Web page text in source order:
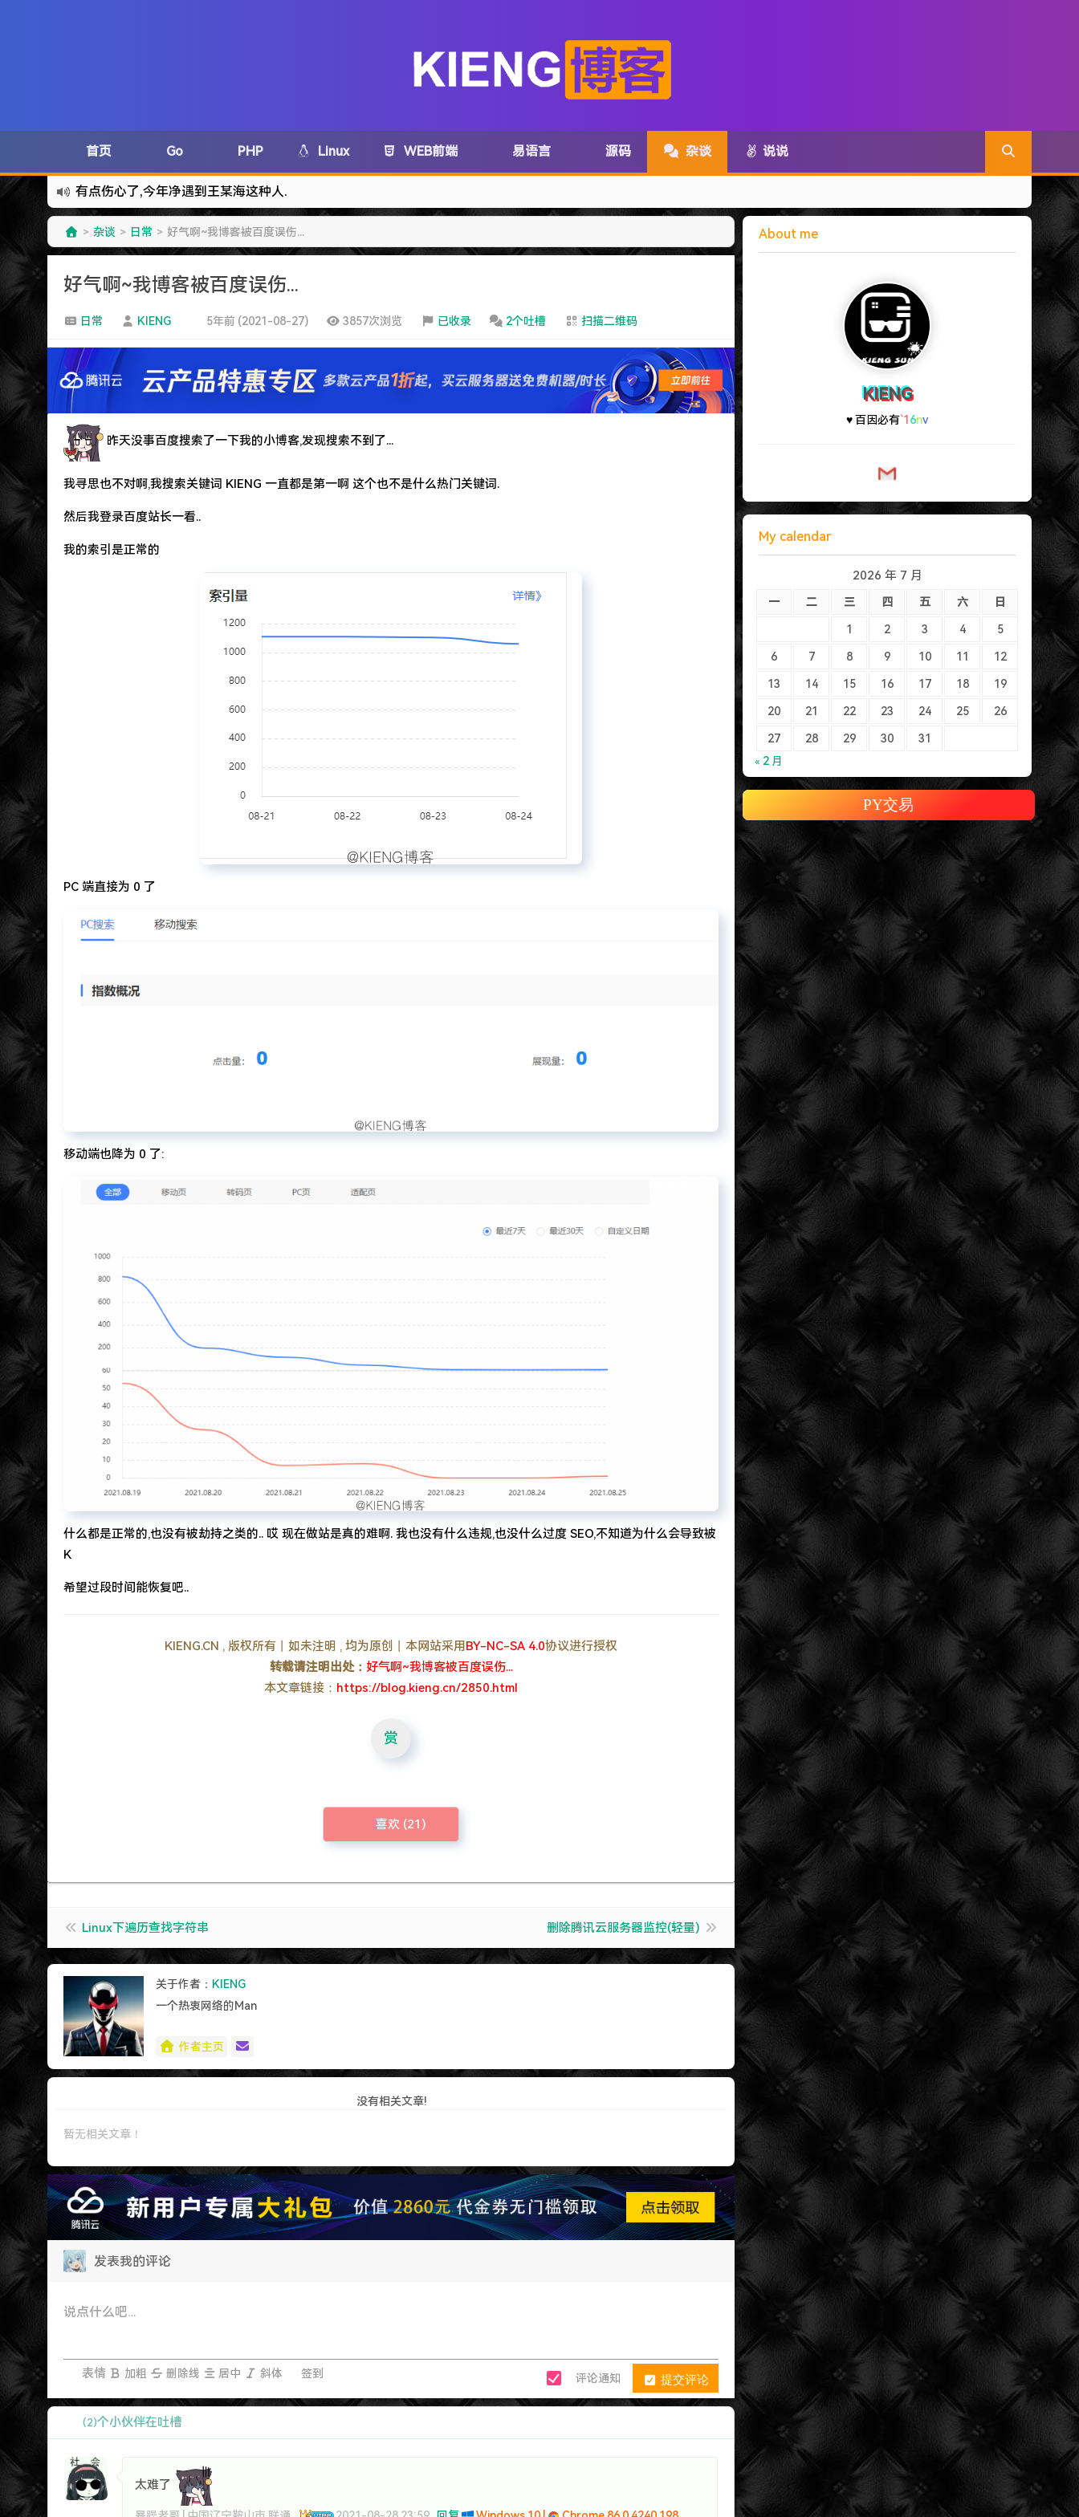
首页 Go PHP Linux WEB前端 易语言 源码 杂谈 说说
有点伤心了,今年净遇到王某海这种人.
难啊难...
七牛的JS SDK 的文档真坑啊.
好气啊~原来使用的CDN服务商莫名其妙的给我服务取消了~
遇见一个沙雕汽车人.
特么的.电脑风扇坏了.快递还全部停发.太难了...求求了.疫情赶紧走吧.
难啊难!要钱难!
> 杂谈 > 日常 > 好气啊~我博客被百度误伤...
好气啊~我博客被百度误伤...
日常 KIENG 5年前 (2021-08-27) 3857次浏览 已收录 2个吐槽 扫描二维码
昨天没事百度搜索了一下我的小博客,发现搜索不到了...
我寻思也不对啊,我搜索关键词 KIENG 一直都是第一啊 这个也不是什么热门关键词.
然后我登录百度站长一看..
我的索引是正常的
PC 端直接为 0 了
移动端也降为 0 了:
什么都是正常的,也没有被劫持之类的.. 哎 现在做站是真的难啊. 我也没有什么违规,也没什么过度 SEO,不知道为什么会导致被
K
希望过段时间能恢复吧..
KIENG.CN , 版权所有丨如未注明 , 均为原创丨本网站采用 BY-NC-SA 4.0协议进行授权
转载请注明出处： 好气啊~我博客被百度误伤...
本文章链接： https://blog.kieng.cn/2850.html
赏
喜欢 (21)
Linux下遍历查找字符串 删除腾讯云服务器监控(轻量)
关于作者： KIENG
一个热衷网络的Man
作者主页
没有相关文章!
暂无相关文章！
发表我的评论
提交评论
评论通知
表情 加粗 删除线 居中 斜体 签到
(2)个小伙伴在吐槽
太难了
About me
KIENG
♥ 百因必oZ py\
My calendar
2026 年 7 月
一 二 三 四 五 六 日
1 2 3 4 5
6 7 8 9 10 11 12
13 14 15 16 17 18 19
20 21 22 23 24 25 26
27 28 29 30
31
« 2 月
PY交易